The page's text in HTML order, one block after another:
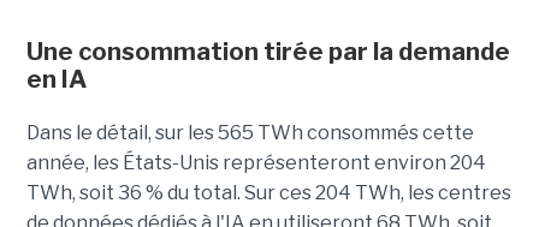
Une consommation tirée par la demande
en IA
Dans le détail, sur les 565 TWh consommés cette
année, les États-Unis représenteront environ 204
TWh, soit 36 ​​% du total. Sur ces 204 TWh, les centres